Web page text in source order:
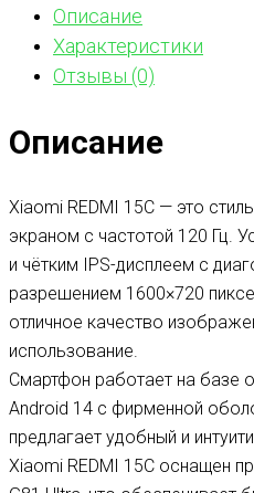
Описание
Характеристики
Отзывы (0)
Описание
Xiaomi REDMI 15C — это
экраном с частотой 120 Гц.
и чётким IPS-дисплеем с
разрешением 1600×720
отличное качество
использование.
Смартфон работает на базе
Android 14 с фирменной
предлагает удобный и
Xiaomi REDMI 15C оснащен